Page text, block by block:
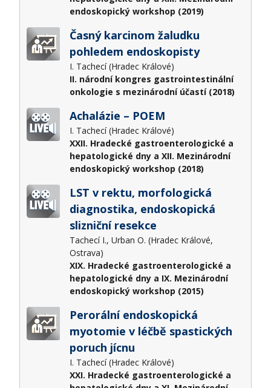
endoskopický workshop (2019)
Časný karcinom žaludku
pohledem endoskopisty
I. Tachecí (Hradec Králové)
II. národní kongres gastrointestinální
onkologie s mezinárodní účastí (2018)
Achalázie – POEM
I. Tachecí (Hradec Králové)
XXII. Hradecké gastroenterologické a
hepatologické dny a XII. Mezinárodní
endoskopický workshop (2018)
LST v rektu, morfologická
diagnostika, endoskopická
slizniční resekce
Tachecí I., Urban O. (Hradec Králové,
Ostrava)
XIX. Hradecké gastroenterologické a
hepatologické dny a IX. Mezinárodní
endoskopický workshop (2015)
Perorální endoskopická
myotomie v léčbě spastických
poruch jícnu
I. Tachecí (Hradec Králové)
XXI. Hradecké gastroenterologické a